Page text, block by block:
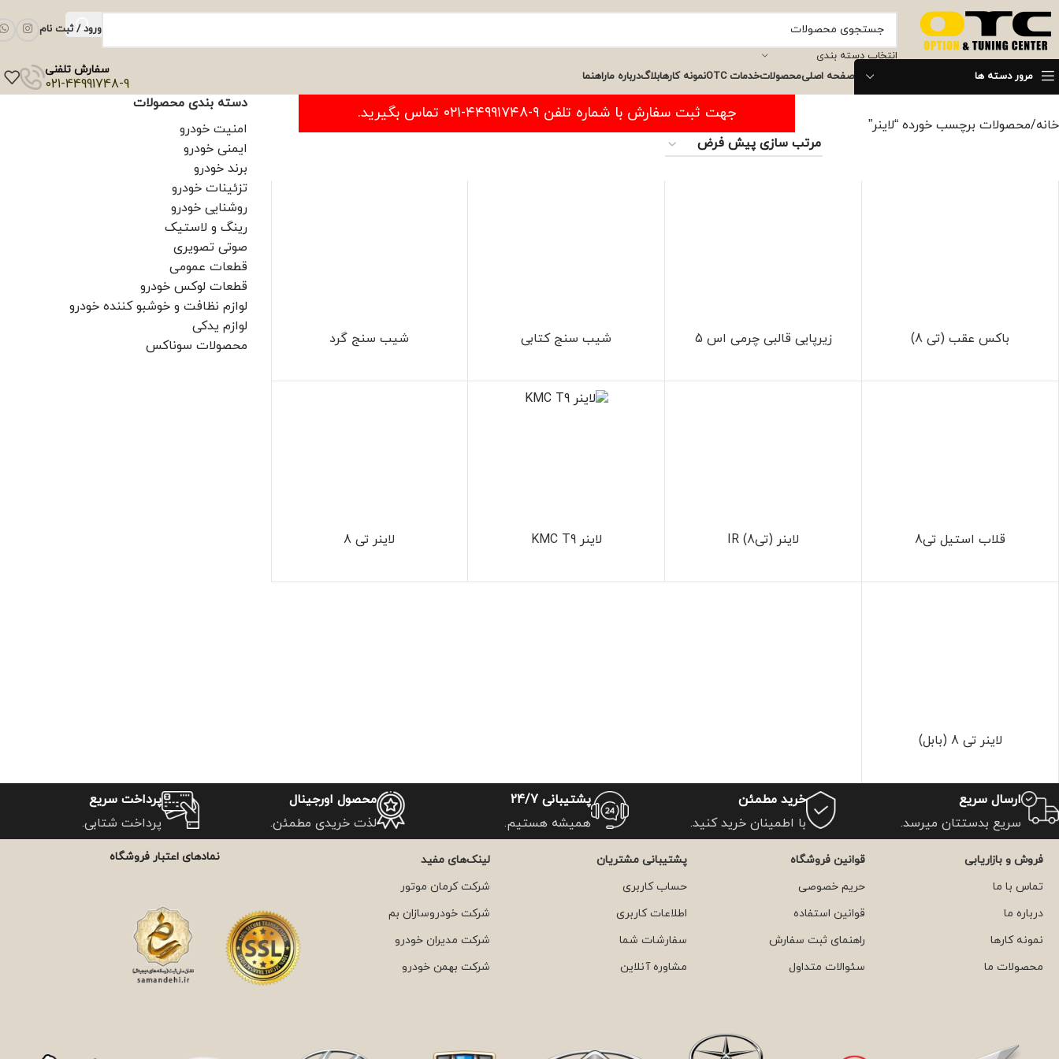
انتخاب دسته بندی
ورود / ثبت نام
مرور دسته ها صفحه اصلیمحصولاتخدمات OTC نمونه کارهابلاگدرباره ماراهنما سفارش تلفنی
021-44991748-9
خانه محصولات برچسب خورده “لاینر”
جهت ثبت سفارش با شماره تلفن ۹-۴۴۹۹۱۷۴۸-۰۲۱ تماس بگیرید.
باکس عقب (تی 8) زیرپایی قالبی چرمی اس 5 شیب سنج کتابی شیب سنج گرد
قلاب استیل تی8 لاینر (تی8) IR لاینر KMC T9 لاینر تی 8
لاینر تی 8 (بابل)
دسته بندی محصولات
امنیت خودرو
ایمنی خودرو
برند خودرو
تزئینات خودرو
روشنایی خودرو
رینگ و لاستیک
صوتی تصویری
قطعات عمومی
قطعات لوکس خودرو
لوازم نظافت و خوشبو کننده خودرو
لوازم یدکی
محصولات سوناکس
ارسال سریع
سریع بدستتان میرسد.
خرید مطمئن
با اطمینان خرید کنید.
پشتیبانی 24/7
همیشه هستیم.
محصول اورجینال
لذت خریدی مطمئن.
پرداخت سریع
پرداخت شتابی.
فروش و بازاریابی
تماس با ما
درباره ما
نمونه کارها
محصولات ما
قوانین فروشگاه
حریم خصوصی
قوانین استفاده
راهنمای ثبت سفارش
سئوالات متداول
پشتیبانی مشتریان
حساب کاربری
اطلاعات کاربری
سفارشات شما
مشاوره آنلاین
لینک‌های مفید
شرکت کرمان موتور
شرکت خودروسازان بم
شرکت مدیران خودرو
شرکت بهمن خودرو
نمادهای اعتبار فروشگاه